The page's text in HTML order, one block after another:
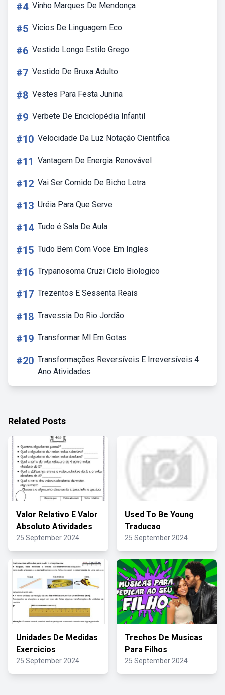
#4 Vinho Marques De Mendonça
#5 Vicios De Linguagem Eco
#6 Vestido Longo Estilo Grego
#7 Vestido De Bruxa Adulto
#8 Vestes Para Festa Junina
#9 Verbete De Enciclopédia Infantil
#10 Velocidade Da Luz Notação Cientifica
#11 Vantagem De Energia Renovável
#12 Vai Ser Comido De Bicho Letra
#13 Uréia Para Que Serve
#14 Tudo é Sala De Aula
#15 Tudo Bem Com Voce Em Ingles
#16 Trypanosoma Cruzi Ciclo Biologico
#17 Trezentos E Sessenta Reais
#18 Travessia Do Rio Jordão
#19 Transformar Ml Em Gotas
#20 Transformações Reversíveis E Irreversíveis 4
Ano Atividades
Related Posts
Valor Relativo E Valor
Absoluto Atividades
25 September 2024
Used To Be Young
Traducao
25 September 2024
Unidades De Medidas
Exercicios
25 September 2024
Trechos De Musicas
Para Filhos
25 September 2024